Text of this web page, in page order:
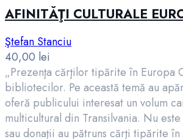
AFINITĂŢI CULTURALE
Ştefan Stanciu
40,00 lei
„Prezenţa cărţilor tipărite în Europa
bibliotecilor. Pe această temă au
oferă publicului interesat un volum
multicultural din Transilvania. Nu
sau donaţii au pătruns cărţi tipărite